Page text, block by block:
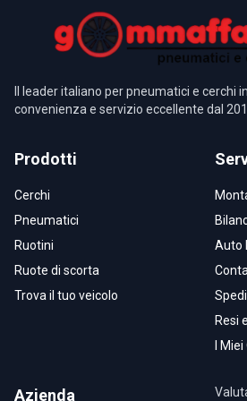
Il leader italiano per pneumatici e cerchi
convenienza e servizio eccellente dal
Prodotti
Cerchi
Pneumatici
Ruotini
Ruote di scorta
Trova il tuo veicolo
Auto
Resi
I
Azienda